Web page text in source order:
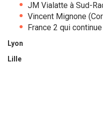
JM Vialatte à Sud-
Vincent Mignone
France 2 qui
Lyon
Lille